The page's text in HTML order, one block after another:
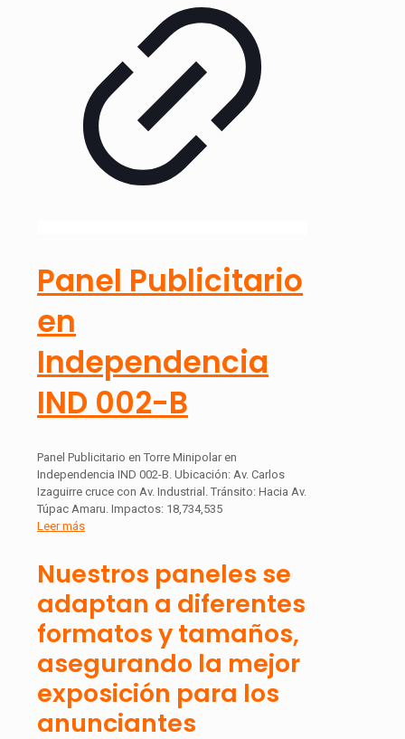
Panel Publicitario
en
Independencia
IND 002-B
Panel Publicitario en Torre Minipolar en
Independencia IND 002-B. Ubicación: Av. Carlos
Izaguirre cruce con Av. Industrial. Tránsito: Hacia Av.
Túpac Amaru. Impactos: 18,734,535
Leer más
Nuestros paneles se
adaptan a diferentes
formatos y tamaños,
asegurando la mejor
exposición para los
anunciantes